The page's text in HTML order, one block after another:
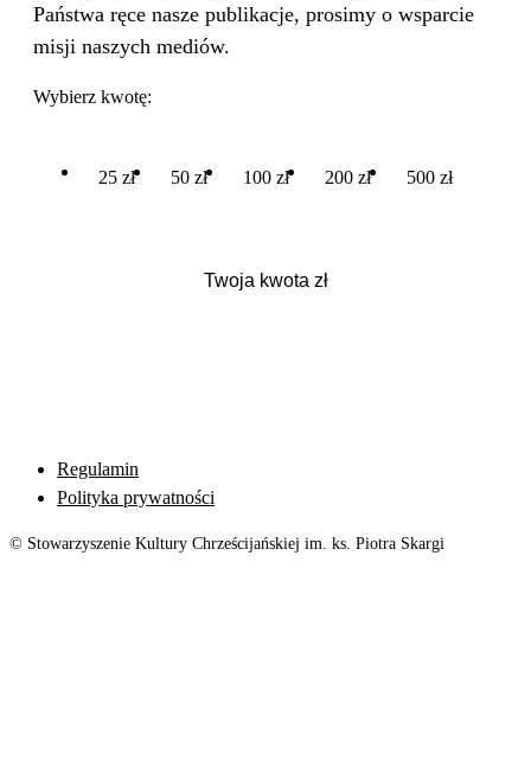
Państwa ręce nasze publikacje, prosimy o wsparcie
misji naszych mediów.
Wybierz kwotę:
25 zł 50 zł 100 zł 200 zł 500 zł
Regulamin
Polityka prywatności
© Stowarzyszenie Kultury Chrześcijańskiej im. ks. Piotra Skargi